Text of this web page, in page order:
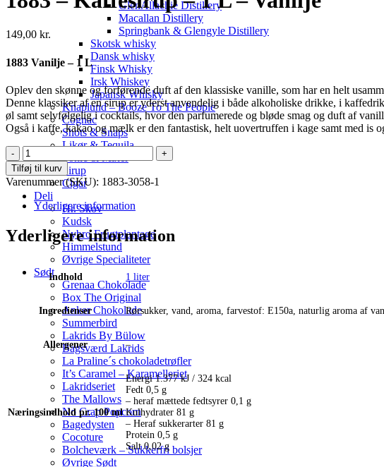
GlenAllachie Distillery
Macallan Distillery
Springbank & Glengyle Distillery
Skotsk whisky
Dansk whisky
Finsk Whisky
Irsk Whiskey
Japansk Whisky
Knaplund – Booze To The People
Cognac
Shots & Snaps
Likør & Tequila
Tonic & Mixer
Sirup
Cigar
Deli
Hr. Skov
Kudsk
Nybro Frugtplantage
Himmelstund
Øvrige Specialiteter
Sødt
Grenaa Chokolade
Box The Original
Anker Chokolade
Summerbird
Lakrids By Bülow
Bagsværd Lakrids
La Praline´s chokoladetrøfler
It’s Caramel – Karamelleriet
Lakridseriet
The Mallows
No Crap Popcorn
Bagedysten
Cocoture
Bolcheværk – Sukkerfri bolsjer
Øvrige Sødt
149,00 kr.
1883 Vanilje – 1 L
Oplev den skønne og forførende duft af den klassiske vanille, som har en helt
Denne klassiker af en sirup er yderst anvendelig i både alkoholiske drikke, i
øl samt selvfølgelig i cocktails, hvor den parfumerede og bløde smag og duft af
Også i kaffe, kakao og mælk er den fantastisk, helt uovertruffen i kage samt med is
1883
-
Kaffesirup
-
1
-
Vanilje
Tilføj til kurv
Varenummer (SKU): 1883-3058-1
Yderligere information
Yderligere information
Indhold 1 liter
Ingredienser Rørsukker, vand, aroma, farvestof: E150a, naturlig aroma af
Allergener –
Næringsindhold pr. 100 ml
Energi 1.377 kJ / 324 kcal
Fedt 0,5 g
– heraf mættede fedtsyrer 0,1 g
Kulhydrater 81 g
– Heraf sukkerarter 81 g
Protein 0,5 g
Salt 0,02 g